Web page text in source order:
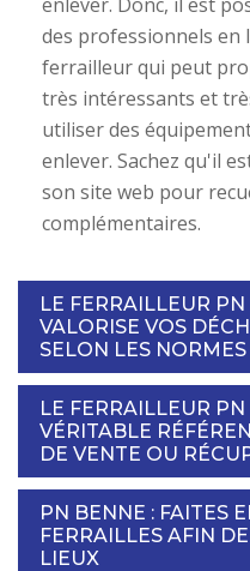
des professionnels en
ferrailleur qui peut
très intéressants et
utiliser des
enlever. Sachez qu'il
son site web pour
complémentaires.
LE FERRAILLEUR
VALORISE VOS
SELON LES NORMES
LE FERRAILLEUR
VÉRITABLE
DE VENTE OU
PN BENNE : FAITES
FERRAILLES AFIN
LIEUX